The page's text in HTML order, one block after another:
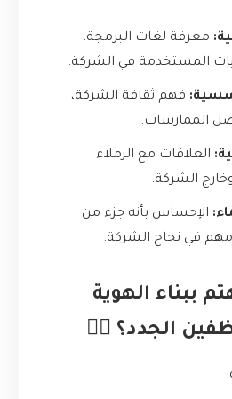
معرفة لغات البرمجة،
المستخدمة في الشركة.
فهم ثقافة الشركة،
الممارسات.
العلاقات مع الزملاء
الشركة.
الإحساس بأنه جزء من
مهم في نجاح الشركة.
ببناء الهوية
الجدد؟ 🤷‍♂️